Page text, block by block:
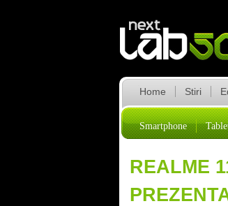
Home Stiri
Smartphone
REALME